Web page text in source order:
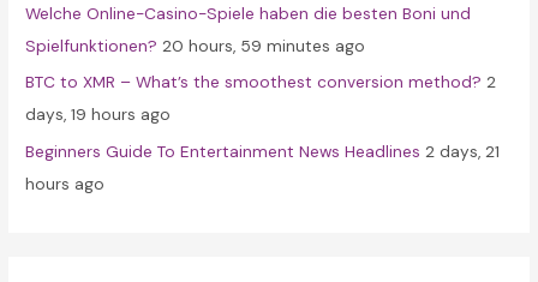
Welche Online-Casino-Spiele haben die besten Boni und
Spielfunktionen? 20 hours, 59 minutes ago
BTC to XMR – What’s the smoothest conversion method? 2
days, 19 hours ago
Beginners Guide To Entertainment News Headlines 2 days, 21
hours ago